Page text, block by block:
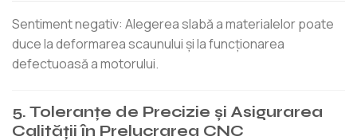
Sentiment negativ: Alegerea slabă a materialelor poate
duce la deformarea scaunului și la funcționarea
defectuoasă a motorului.
5. Toleranțe de Precizie și Asigurarea
Calității în Prelucrarea CNC